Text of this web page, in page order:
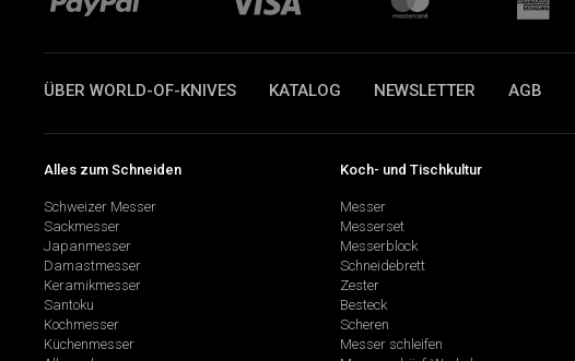
ÜBER WORLD-OF-KNIVES KATALOG NEWSLETTER AGB
Alles zum Schneiden
Schweizer Messer
Sackmesser
Japanmesser
Damastmesser
Keramikmesser
Santoku
Kochmesser
Küchenmesser
Koch- und Tischkultur
Messer
Messerset
Messerblock
Schneidebrett
Zester
Besteck
Scheren
Messer schleifen